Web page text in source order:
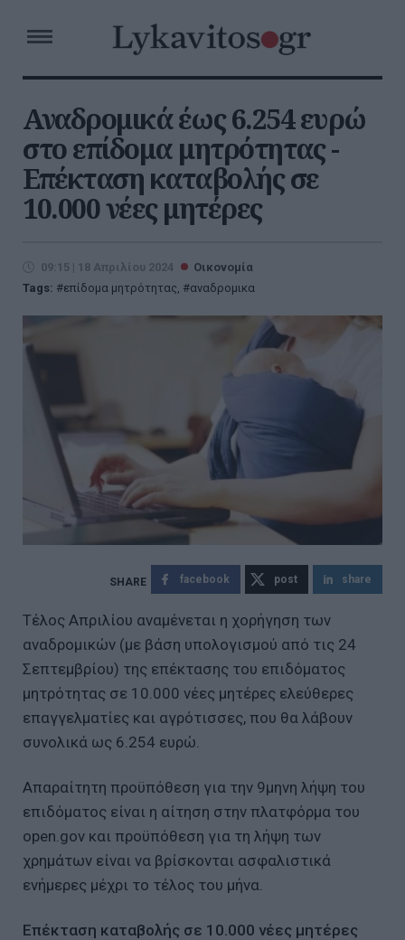
Αναδρομικά έως 6.254 ευρώ
στο επίδομα μητρότητας -
Επέκταση καταβολής σε
10.000 νέες μητέρες
09:15 | 18 Απριλίου 2024
Οικονομία
Tags:
επίδομα μητρότητας, αναδρομικα
facebook post share
Τέλος Απριλίου αναμένεται η χορήγηση των
αναδρομικών (με βάση υπολογισμού από τις 24
Σεπτεμβρίου) της επέκτασης του επιδόματος
μητρότητας σε 10.000 νέες μητέρες ελεύθερες
επαγγελματίες και αγρότισσες, που θα λάβουν
συνολικά ως 6.254 ευρώ.
Απαραίτητη προϋπόθεση για την 9μηνη λήψη του
επιδόματος είναι η αίτηση στην πλατφόρμα του
open.gov και προϋπόθεση για τη λήψη των
χρημάτων είναι να βρίσκονται ασφαλιστικά
ενήμερες μέχρι το τέλος του μήνα.
Επέκταση καταβολής σε 10.000 νέες μητέρες